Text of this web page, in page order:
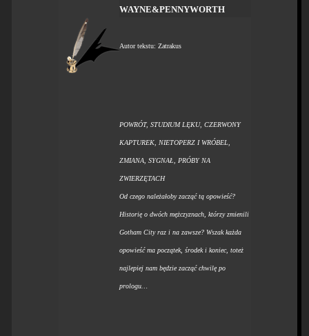
WAYNE&PENNYWORTH
Autor tekstu: Zatrakus
POWRÓT, STUDIUM LĘKU, CZERWONY
KAPTUREK, NIETOPERZ I WRÓBEL,
ZMIANA, SYGNAŁ, PRÓBY NA
ZWIERZĘTACH
Od czego należałoby zacząć tą opowieść?
Historię o dwóch mężczyznach, którzy zmienili
Gotham City raz i na zawsze? Wszak każda
opowieść ma początek, środek i koniec, toteż
najlepiej nam będzie zacząć chwilę po
prologu…